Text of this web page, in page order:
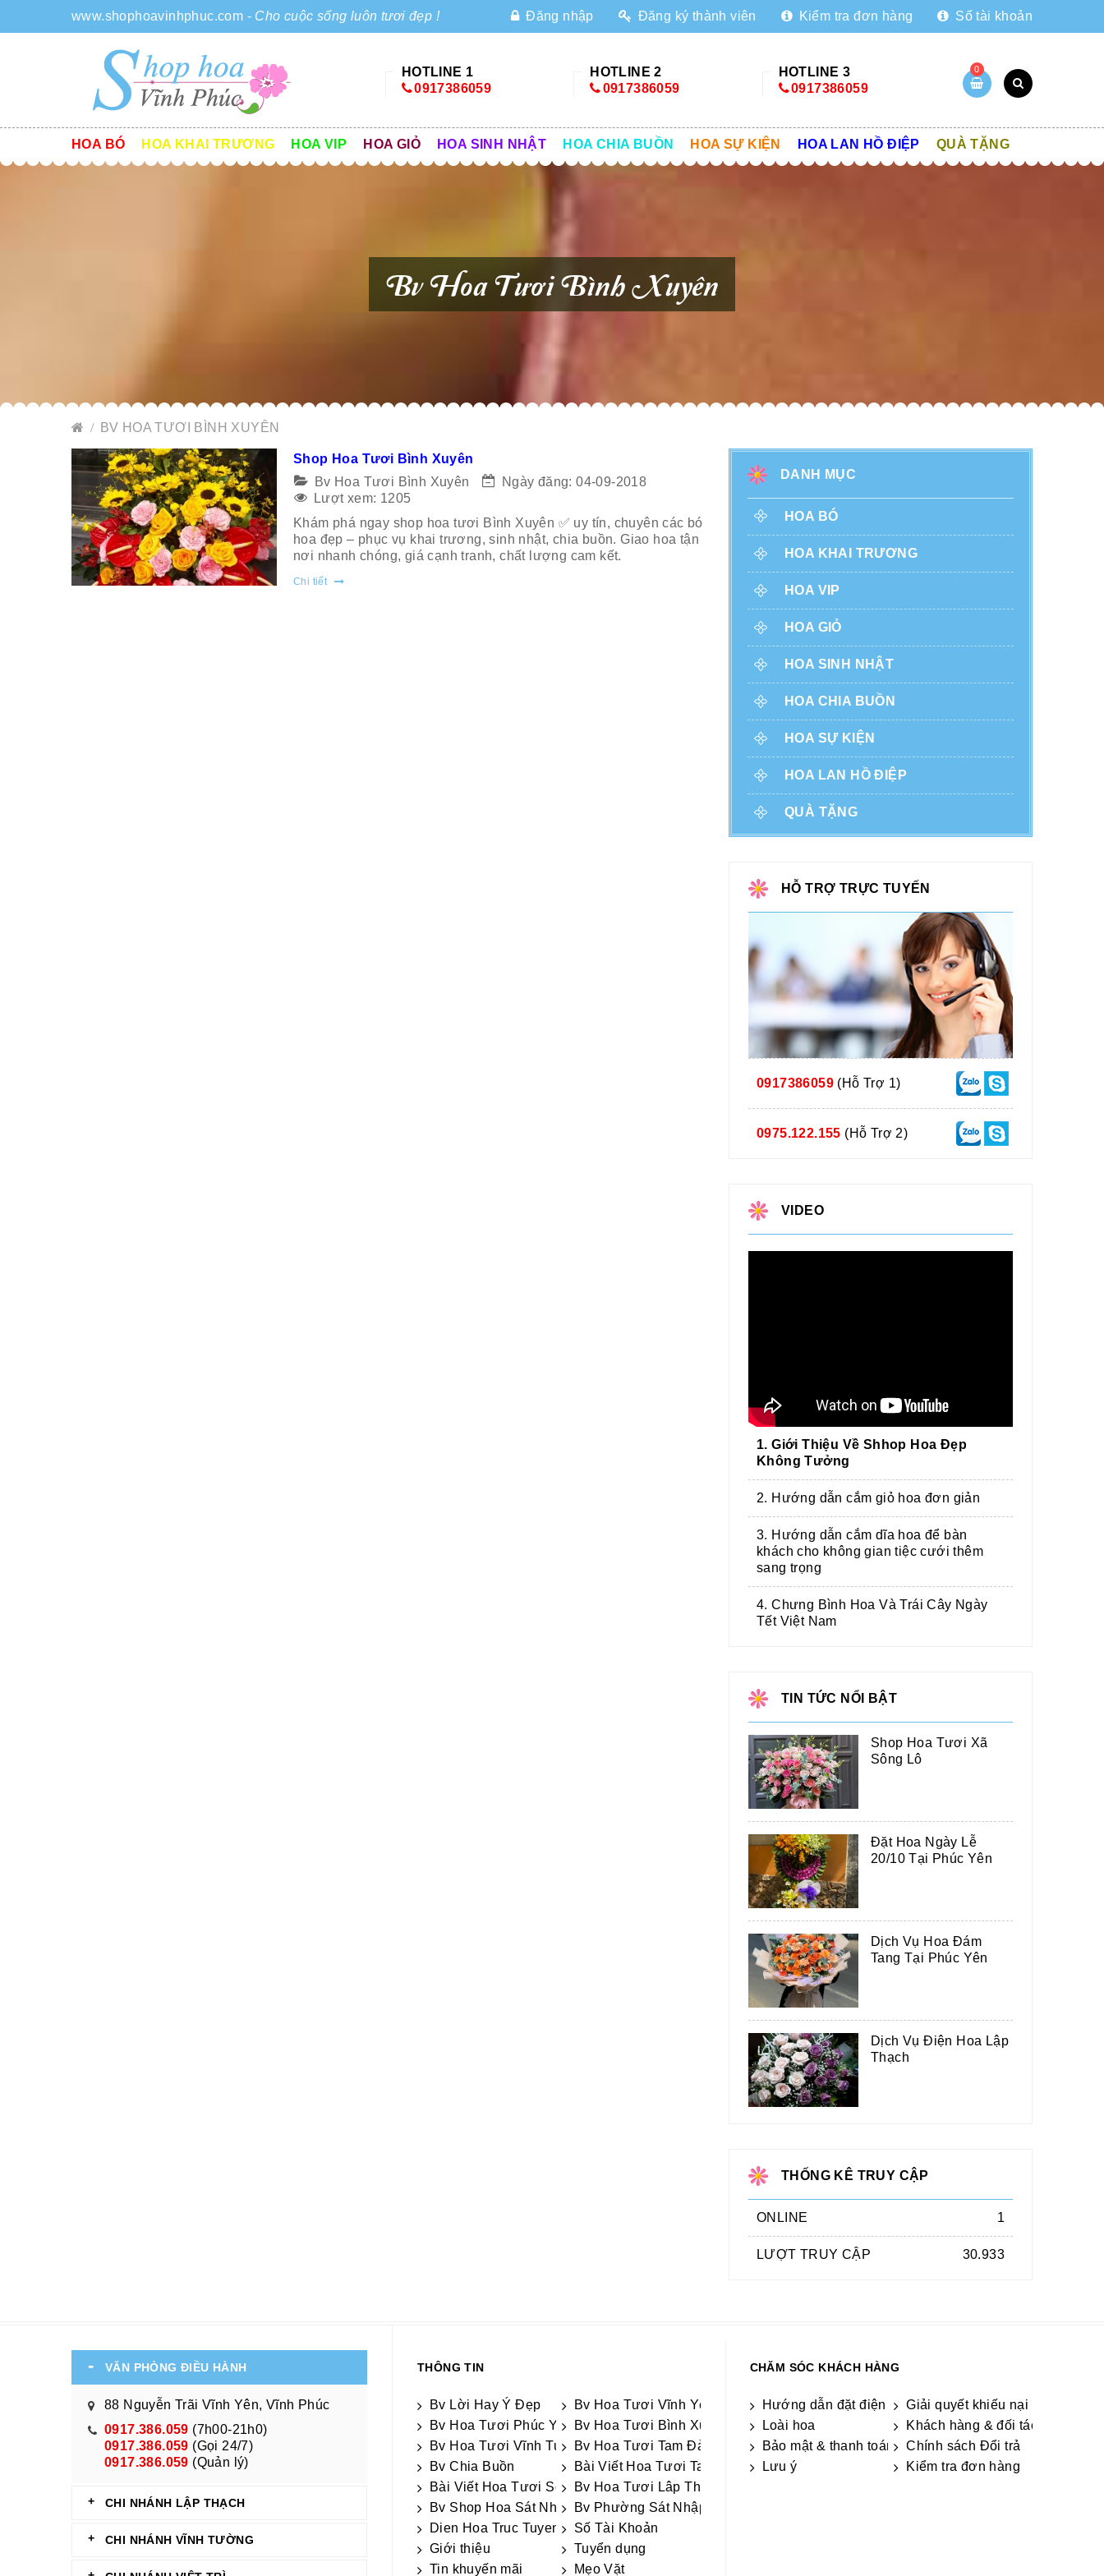
www.shophoavinhphuc.com - Cho cuộc sống luôn tươi đẹp ! Đăng nhập Đăng ký thành viên Kiểm tra đơn hàng Số tài khoản
HOTLINE 1
0917386059
HOTLINE 2
0917386059
HOTLINE 3
0917386059
0
HOA BÓ HOA KHAI TRƯƠNG HOA VIP HOA GIỎ HOA SINH NHẬT HOA CHIA BUỒN HOA SỰ KIỆN HOA LAN HỒ ĐIỆP QUÀ TẶNG
Bv Hoa Tươi Bình Xuyên
BV HOA TƯƠI BÌNH XUYÊN
Shop Hoa Tươi Bình Xuyên
Bv Hoa Tươi Bình Xuyên
Ngày đăng: 04-09-2018
Lượt xem: 1205
Khám phá ngay shop hoa tươi Bình Xuyên ✅ uy tín, chuyên các bó
hoa đẹp – phục vụ khai trương, sinh nhật, chia buồn. Giao hoa tận
nơi nhanh chóng, giá cạnh tranh, chất lượng cam kết.
Chi tiết
DANH MỤC
HOA BÓ
HOA KHAI TRƯƠNG
HOA VIP
HOA GIỎ
HOA SINH NHẬT
HOA CHIA BUỒN
HOA SỰ KIỆN
HOA LAN HỒ ĐIỆP
QUÀ TẶNG
HỖ TRỢ TRỰC TUYẾN
0917386059 (Hỗ Trợ 1)
0975.122.155 (Hỗ Trợ 2)
VIDEO
1. Giới Thiệu Về Shhop Hoa Đẹp
Không Tưởng
2. Hướng dẫn cắm giỏ hoa đơn giản
3. Hướng dẫn cắm dĩa hoa để bàn
khách cho không gian tiệc cưới thêm
sang trọng
4. Chưng Bình Hoa Và Trái Cây Ngày
Tết Việt Nam
TIN TỨC NỔI BẬT
Shop Hoa Tươi Xã
Sông Lô
Đặt Hoa Ngày Lễ
20/10 Tại Phúc Yên
Dịch Vụ Hoa Đám
Tang Tại Phúc Yên
Dịch Vụ Điện Hoa Lập
Thạch
THỐNG KÊ TRUY CẬP
ONLINE 1
LƯỢT TRUY CẬP 30.933
VĂN PHÒNG ĐIỀU HÀNH
88 Nguyễn Trãi Vĩnh Yên, Vĩnh Phúc
0917.386.059 (7h00-21h0)
0917.386.059 (Gọi 24/7)
0917.386.059 (Quản lý)
CHI NHÁNH LẬP THẠCH
CHI NHÁNH VĨNH TƯỜNG
THÔNG TIN
Bv Lời Hay Ý Đẹp
Bv Hoa Tươi Vĩnh Yên
Bv Hoa Tươi Phúc Yên
Bv Hoa Tươi Bình Xuyên
Bv Hoa Tươi Vĩnh TườngBv Hoa Tươi Tam Đảo
Bv Chia Buồn
Bài Viết Hoa Tươi Tam Dương
Bài Viết Hoa Tươi Sông LôBv Hoa Tươi Lâp Thạch
Bv Shop Hoa Sát Nhập
Bv Phường Sát Nhập Vĩnh Phúc
Dien Hoa Truc Tuyen
Số Tài Khoản
Giới thiệu
Tuyển dụng
Tin khuyến mãi
Mẹo Vặt
CHĂM SÓC KHÁCH HÀNG
Hướng dẫn đặt điện hoaGiải quyết khiếu nại & hỏi đáp
Loài hoa
Khách hàng & đối tác
Bảo mật & thanh toán
Chính sách Đổi trả
Lưu ý
Kiểm tra đơn hàng